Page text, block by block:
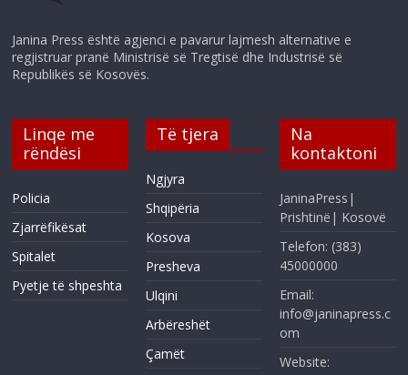
Janina Press është agjenci e pavarur lajmesh alternative e
regjistruar pranë Ministrisë së Tregtisë dhe Industrisë së
Republikës së Kosovës.
Linqe me
rëndësi
Policia
Zjarrëfikësat
Spitalet
Pyetje të shpeshta
Të tjera
Ngjyra
Shqipëria
Kosova
Presheva
Ulqini
Arbëreshët
Çamët
Na
kontaktoni
JaninaPress|
Prishtinë| Kosovë
Telefon: (383)
45000000
Email:
info@janinapress.c
om
Website: